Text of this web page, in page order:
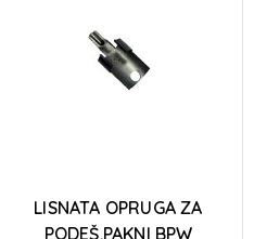
LISNATA OPRUGA ZA
PODEŠ.PAKNI BPW